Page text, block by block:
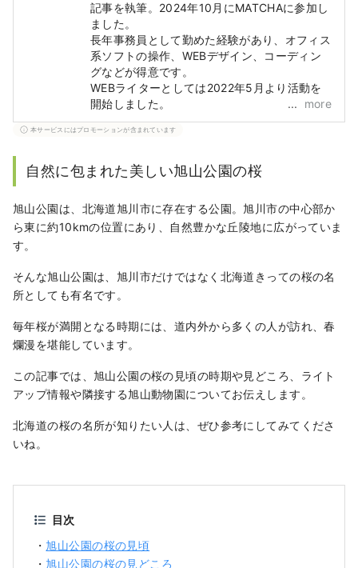
記事を執筆。2024年10月にMATCHAに参加し
ました。
長年事務員として勤めた経験があり、オフィス
系ソフトの操作、WEBデザイン、コーディン
グなどが得意です。
WEBライターとしては2022年5月より活動を
開始しました。
more
本サービスにはプロモーションが含まれています
自然に包まれた美しい旭山公園の桜
旭山公園は、北海道旭川市に存在する公園。旭川市の中心部か
ら東に約10kmの位置にあり、自然豊かな丘陵地に広がっていま
す。
そんな旭山公園は、旭川市だけではなく北海道きっての桜の名
所としても有名です。
毎年桜が満開となる時期には、道内外から多くの人が訪れ、春
爛漫を堪能しています。
この記事では、旭山公園の桜の見頃の時期や見どころ、ライト
アップ情報や隣接する旭山動物園についてお伝えします。
北海道の桜の名所が知りたい人は、ぜひ参考にしてみてくださ
いね。
目次
・旭山公園の桜の見頃
・旭山公園の桜の見どころ